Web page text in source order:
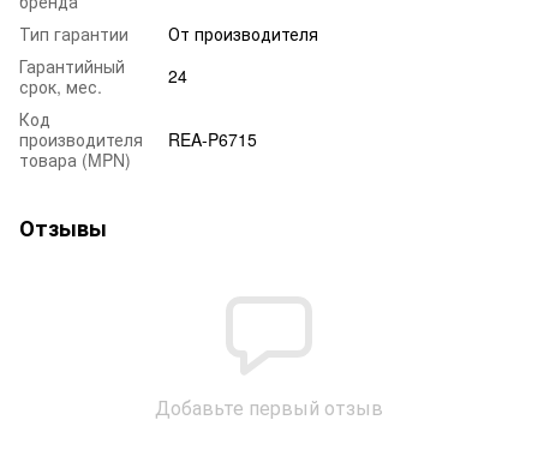
Тип гарантии
От производителя
Гарантийный
срок, мес.
24
Код
производителя
товара (MPN)
REA-P6715
Отзывы
Добавьте первый отзыв